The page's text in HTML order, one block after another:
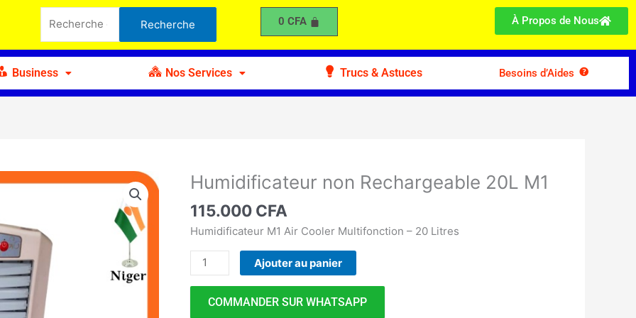
pour :
Recherche 0 CFA À Propos de Nous
Business Nos Services Trucs & Astuces Besoins d’Aides
Humidificateur non Rechargeable 20L M1
115.000 CFA
Humidificateur M1 Air Cooler Multifonction – 20 Litres
quantité
Humidificateur
non
20L
Ajouter au panier
COMMANDER SUR WHATSAPP
Rechargeable
M1